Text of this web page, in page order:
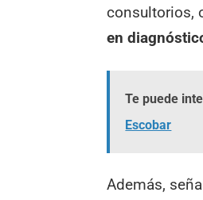
consultorios,
en
Te puede
Escobar
Además,